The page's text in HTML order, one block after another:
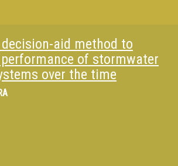
aid method to
of stormwater
over the time